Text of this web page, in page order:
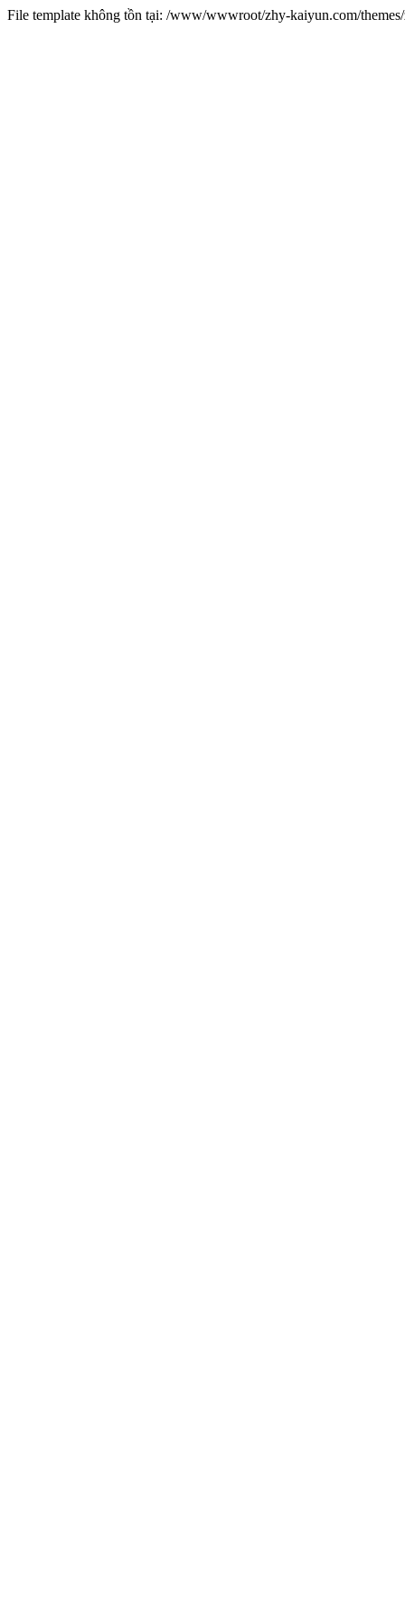
File template không tồn tại: /www/wwwroot/zhy-kaiyun.com/